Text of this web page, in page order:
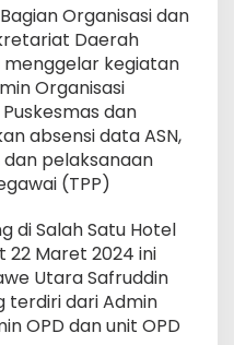
Bagian Organisasi dan
Daerah
kegiatan
Organisasi
dan
absensi data ASN,
pelaksanaan
(TPP)
di Salah Satu Hotel
22 Maret 2024 ini
Utara Safruddin
terdiri dari Admin
OPD dan unit OPD